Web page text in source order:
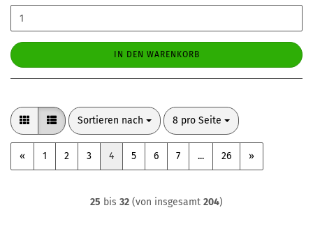
IN DEN WARENKORB
Sortieren nach
Sortieren nach 8 pro Seite
pro Seite
« 1 2 3 4 5 6 7 ... 26 »
25 bis 32 (von insgesamt 204)